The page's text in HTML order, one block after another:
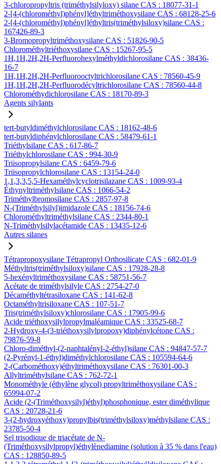
3-chloropropyltris (triméthylsilyloxy) silane CAS : 18077-31-1
2-[4-(chlorométhyl)phényl]éthyltriméthoxysilane CAS : 68128-25-6
2-[4-(chlorométhyl)phényl]éthyltris(triméthylsiloxy)silane CAS :
167426-89-3
3-Bromopropyltriméthoxysilane CAS : 51826-90-5
Chlorométhyltriéthoxysilane CAS : 15267-95-5
1H,1H,2H,2H-Perfluorohexylméthyldichlorosilane CAS : 38436-
16-7
1H,1H,2H,2H-Perfluorooctyltrichlorosilane CAS : 78560-45-9
1H,1H,2H,2H-Perfluorodécyltrichlorosilane CAS : 78560-44-8
Chlorométhydichlorosilane CAS : 18170-89-3
Agents silylants
tert-butyldiméthylchlorosilane CAS : 18162-48-6
tert-butyldiphénylchlorosilane CAS : 58479-61-1
Triéthylsilane CAS : 617-86-7
Triéthylchlorosilane CAS : 994-30-9
Triisopropylsilane CAS : 6459-79-6
Triisopropylchlorosilane CAS : 13154-24-0
1,1,3,3,5,5-Hexaméthylcyclotrisilazane CAS : 1009-93-4
Éthynyltriméthylsilane CAS : 1066-54-2
Triméthylbromosilane CAS : 2857-97-8
N-(Triméthylsilyl)imidazole CAS : 18156-74-6
Chlorométhyltriméthylsilane CAS : 2344-80-1
N-Triméthylsilylacétamide CAS : 13435-12-6
Autres silanes
Tétrapropoxysilane Tétrapropyl Orthosilicate CAS : 682-01-9
Méthyltris(triméthylsiloxy)silane CAS : 17928-28-8
5-hexényltriméthoxysilane CAS : 58751-56-7
Acétate de triméthylsilyle CAS : 2754-27-0
Décaméthyltétrasiloxane CAS : 141-62-8
Octaméthyltrisiloxane CAS : 107-51-7
Tris(triméthylsiloxy)chlorosilane CAS : 17905-99-6
Acide triéthoxysilylpropylmaléamique CAS : 33525-68-7
2-Hydroxy-4-(3-triéthoxysilylpropoxy)diphénylcétone CAS :
79876-59-8
Chloro-diméthyl-(2-naphtalényl-2-éthyl)silane CAS : 94847-57-7
(2-Pyrényl-1-éthyl)diméthylchlorosilane CAS : 105594-64-6
2-(Carbométhoxy)éthyltriméthoxysilane CAS : 76301-00-3
Allyltriméthylsilane CAS : 762-72-1
Monométhyle (éthylène glycol) propyltriméthoxysilane CAS :
65994-07-2
Acide (2-(Triméthoxysilyl)éthyl)phosphonique, ester diméthylique
CAS : 20728-21-6
3-(2-hydroxyéthoxy)propylbis(triméthylsiloxy)méthylsilane CAS :
23785-50-4
Sel trisodique de triacétate de N-
(Triméthoxysilylpropyl)éthylènediamine (solution à 35 % dans l'eau)
CAS : 128850-89-5